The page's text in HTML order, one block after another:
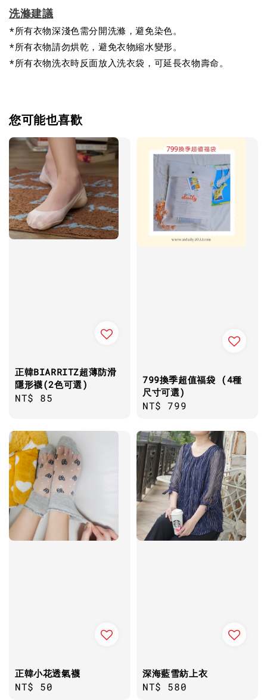
洗滌建議
*所有衣物深淺色需分開洗滌，避免染色。
*所有衣物請勿烘乾，避免衣物縮水變形。
*所有衣物洗衣時反面放入洗衣袋，可延長衣物壽命。
您可能也喜歡
正韓BIARRITZ超薄防滑
隱形襪(2色可選)
Regular
NT$ 85
799換季超值福袋 (4種
尺寸可選)
Regular
NT$ 799
正韓小花透氣襪
Regular
NT$ 50
深海藍雪紡上衣
Regular
NT$ 580